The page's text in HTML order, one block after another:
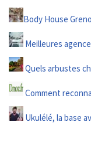
Body House
Meilleures
Quels arbustes
Comment
Ukulélé, la base